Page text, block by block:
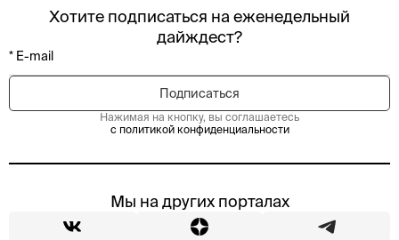
Хотите подписаться на еженедельный
дайждест?
Нажимая на кнопку, вы соглашаетесь
с политикой конфиденциальности
Мы на других порталах